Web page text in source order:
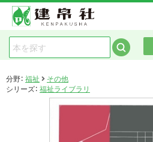
分野： 福祉
その他
シリーズ： 福祉ライブラリ